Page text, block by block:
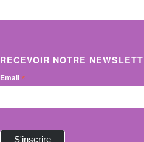
RECEVOIR NOTRE
Email *